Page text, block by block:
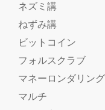
ネズミ講
ねずみ講
ビットコイン
フォルスクラブ
マネーロンダリング
マルチ